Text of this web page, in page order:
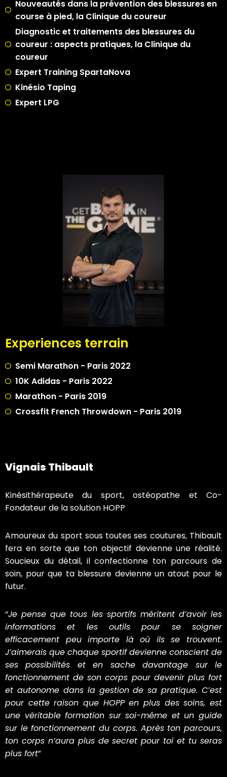
Nouveautés dans la prévention des blessures en
course à pied, la Clinique du coureur
Diagnostic et traitements des blessures du
coureur : aspects pratiques, la Clinique du
coureur
Expert Training SpartaNova
Kinésio Taping
Expert LPG
Experiences terrain
Semi Marathon - Paris 2022
10K Adidas - Paris 2022
Marathon - Paris 2019
Crossfit French Throwdown - Paris 2019
Vignais Thibault
Kinésithérapeute du sport, ostéopathe et Co-
Fondateur de la solution HOPP
Amoureux du sport sous toutes ses coutures, Thibault
fera en sorte que ton objectif devienne une réalité.
Soucieux du détail, il confectionne ton parcours de
soin, pour que ta blessure devienne un atout pour le
futur.
“Je pense que tous les sportifs méritent d’avoir les
informations et les outils pour se soigner
efficacement peu importe là où ils se trouvent.
J’aimerais que chaque sportif devienne conscient de
ses possibilités et en sache davantage sur le
fonctionnement de son corps pour devenir plus fort
et autonome dans la gestion de sa pratique. C’est
pour cette raison que HOPP en plus des soins, est
une véritable formation sur soi-même et un guide
sur le fonctionnement du corps. Après ton parcours,
ton corps n’aura plus de secret pour toi et tu seras
plus fort”